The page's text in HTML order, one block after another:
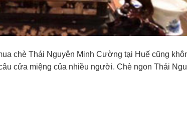
chè Thái Nguyên Minh Cường tại Huế cũng
cửa miệng của nhiều người. Chè ngon Thái